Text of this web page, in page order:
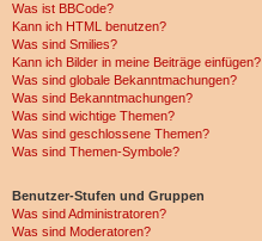
Was ist BBCode?
Kann ich HTML benutzen?
Was sind Smilies?
Kann ich Bilder in meine Beiträge einfügen?
Was sind globale Bekanntmachungen?
Was sind Bekanntmachungen?
Was sind wichtige Themen?
Was sind geschlossene Themen?
Was sind Themen-Symbole?
Benutzer-Stufen und Gruppen
Was sind Administratoren?
Was sind Moderatoren?